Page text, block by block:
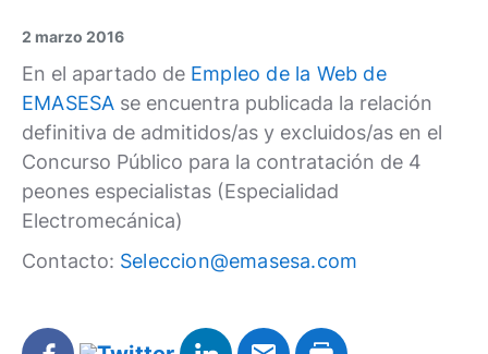
2 marzo 2016
En el apartado de Empleo de la Web de
EMASESA se encuentra publicada la relación
definitiva de admitidos/as y excluidos/as en el
Concurso Público para la contratación de 4
peones especialistas (Especialidad
Electromecánica)
Contacto: Seleccion@emasesa.com